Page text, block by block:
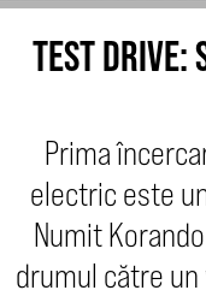
TEST DRIVE:
Prima
electric este
Numit
drumul către